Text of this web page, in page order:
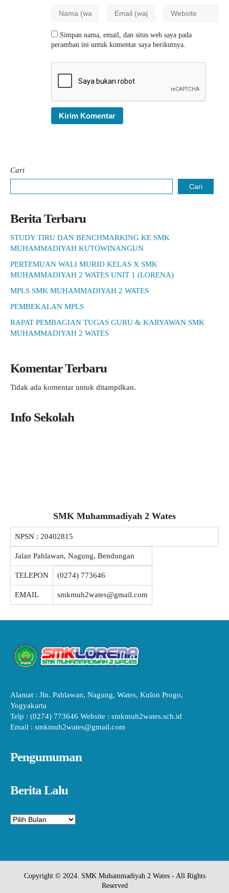
Simpan nama, email, dan situs web saya pada
peramban ini untuk komentar saya berikutnya.
Cari
Cari
Berita Terbaru
STUDY TIRU DAN BENCHMARKING KE SMK
MUHAMMADIYAH KUTOWINANGUN
PERTEMUAN WALI MURID KELAS X SMK
MUHAMMADIYAH 2 WATES UNIT 1 (LORENA)
MPLS SMK MUHAMMADIYAH 2 WATES
PEMBEKALAN MPLS
RAPAT PEMBAGIAN TUGAS GURU & KARYAWAN SMK
MUHAMMADIYAH 2 WATES
Komentar Terbaru
Tidak ada komentar untuk ditampilkan.
Info Sekolah
SMK Muhammadiyah 2 Wates
NPSN : 20402815
Jalan Pahlawan, Nagung, Bendungan
TELEPON (0274) 773646
EMAIL smkmuh2wates@gmail.com
Alamat : Jln. Pahlawan, Nagung, Wates, Kulon Progo,
Yogyakarta
Telp : (0274) 773646 Website : smkmuh2wates.sch.id
Email : smkmuh2wates@gmail.com
Pengumuman
Berita Lalu
Arsip
Copyright © 2024. SMK Muhammadiyah 2 Wates - All Rights
Reserved